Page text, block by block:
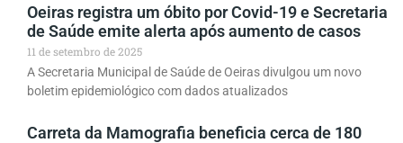
Oeiras registra um óbito por Covid-19 e Secretaria
de Saúde emite alerta após aumento de casos
11 de setembro de 2025
A Secretaria Municipal de Saúde de Oeiras divulgou um novo
boletim epidemiológico com dados atualizados
Carreta da Mamografia beneficia cerca de 180